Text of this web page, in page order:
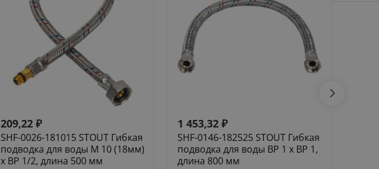
209,22 ₽
SHF-0026-181015 STOUT Гибкая
подводка для воды M 10 (18мм)
х ВР 1/2, длина 500 мм
1 453,32 ₽
SHF-0146-182525 STOUT Гибкая
подводка для воды ВР 1 х ВР 1,
длина 800 мм